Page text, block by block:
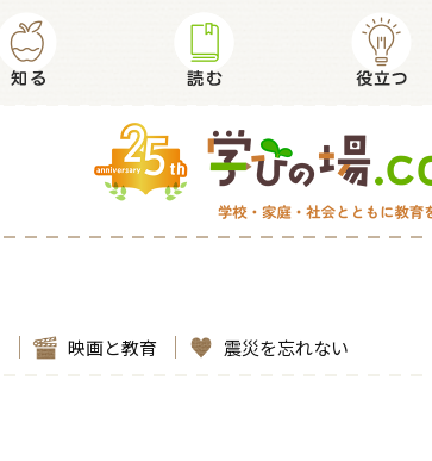
映画と教育 震災を忘れない